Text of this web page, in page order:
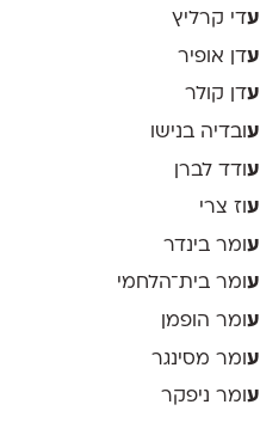
עדי קרליץ
עדן אופיר
עדן קולר
ע ובדיה בנישו
ע ודד לברן
עוז צרי
ע ומר בינדר
עומר בית־הלחמי
ע ומר הופמן
ע ומר מסינגר
עומר ניפקר